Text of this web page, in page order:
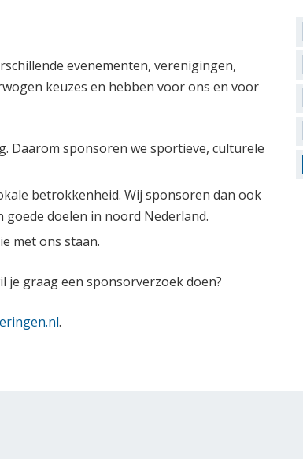
evenementen, verenigingen,
keuzes en hebben voor ons en voor
Daarom sponsoren we sportieve, culturele
betrokkenheid. Wij sponsoren dan ook
doelen in noord Nederland.
met ons staan.
je graag een sponsorverzoek doen?
.